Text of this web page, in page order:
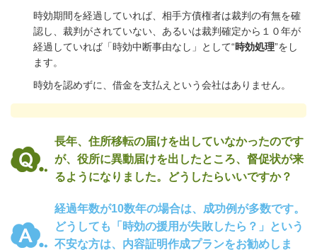
時効期間を経過していれば、相手方債権者は裁判の有無を確
認し、裁判がされていない、あるいは裁判確定から１０年が
経過していれば「時効中断事由なし」として“時効処理”をし
ます。
時効を認めずに、借金を支払えという会社はありません。
長年、住所移転の届けを出していなかったのです
が、役所に異動届けを出したところ、督促状が来
るようになりました。どうしたらいいですか？
経過年数が10数年の場合は、成功例が多数です。
どうしても「時効の援用が失敗したら？」という
不安な方は、内容証明作成プランをお勧めしま